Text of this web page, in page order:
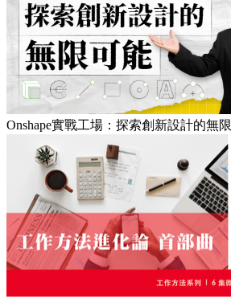
Onshape實戰工場：探索創新設計的無